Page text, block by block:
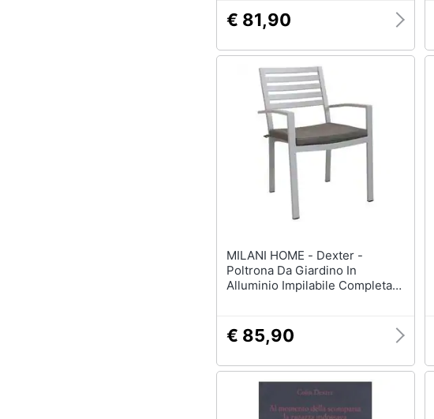
€ 81,90
MILANI HOME - Dexter -
Poltrona Da Giardino In
Alluminio Impilabile Completa
€ 85,90